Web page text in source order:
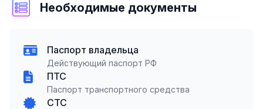
Необходимые документы
Паспорт владельца
Действующий паспорт РФ
ПТС
Паспорт транспортного средства
СТС